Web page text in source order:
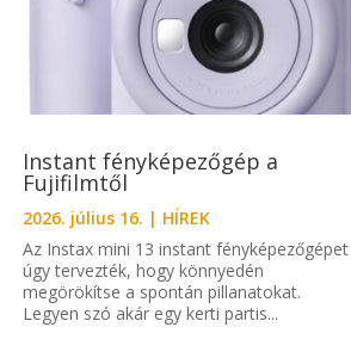
Instant fényképezőgép a
Fujifilmtől
2026. július 16. | HÍREK
Az Instax mini 13 instant fényképezőgépet
úgy tervezték, hogy könnyedén
megörökítse a spontán pillanatokat.
Legyen szó akár egy kerti partis...